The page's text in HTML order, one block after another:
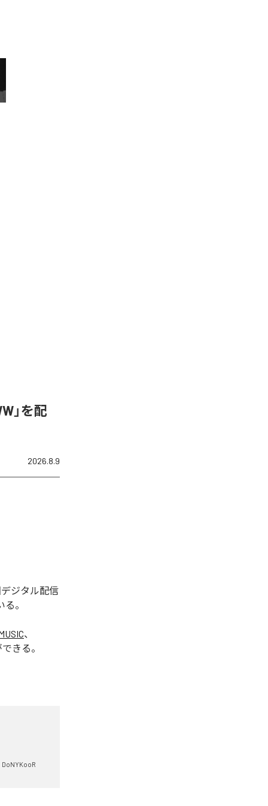
」を配
2026.8.9
デジタル配信
。
、
きる。
DoNYKooR